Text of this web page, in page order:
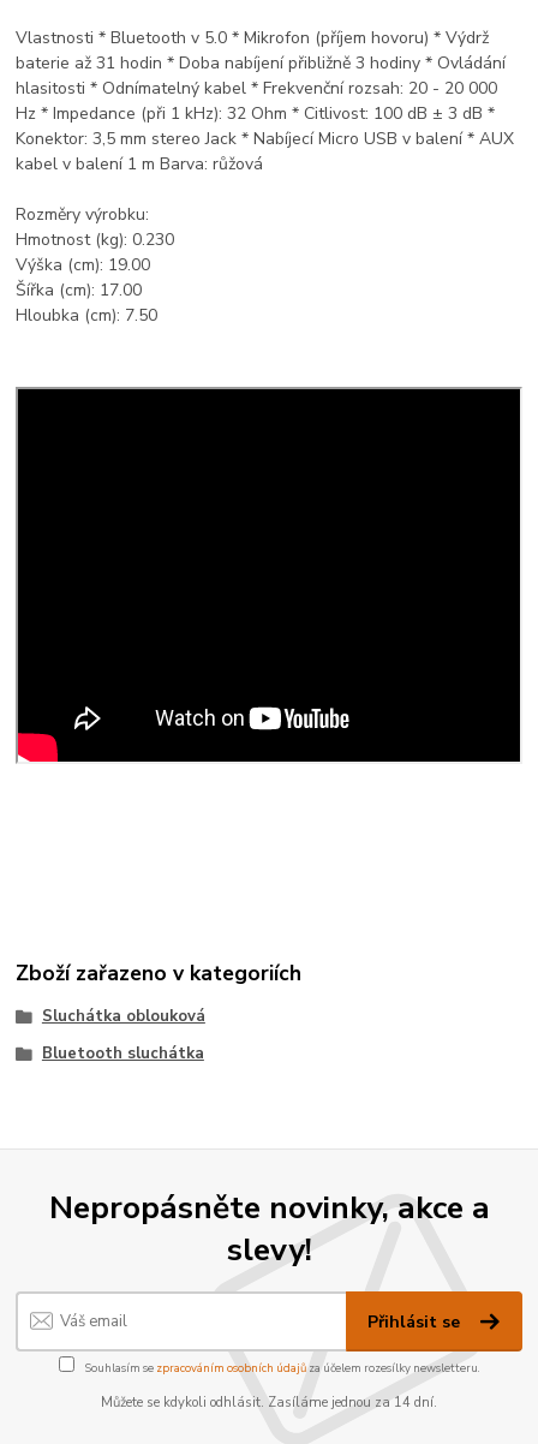
Vlastnosti * Bluetooth v 5.0 * Mikrofon (příjem hovoru) * Výdrž
baterie až 31 hodin * Doba nabíjení přibližně 3 hodiny * Ovládání
hlasitosti * Odnímatelný kabel * Frekvenční rozsah: 20 - 20 000
Hz * Impedance (při 1 kHz): 32 Ohm * Citlivost: 100 dB ± 3 dB *
Konektor: 3,5 mm stereo Jack * Nabíjecí Micro USB v balení * AUX
kabel v balení 1 m Barva: růžová
Rozměry výrobku:
Hmotnost (kg): 0.230
Výška (cm): 19.00
Šířka (cm): 17.00
Hloubka (cm): 7.50
Zboží zařazeno v kategoriích
Sluchátka oblouková
Bluetooth sluchátka
Nepropásněte novinky, akce a
slevy!
Přihlásit se
Souhlasím se zpracováním osobních údajůza účelem rozesílky newsletteru.
Můžete se kdykoli odhlásit. Zasíláme jednou za 14 dní.